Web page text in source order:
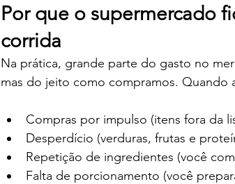
Por que o supermercado
corrida
Na prática, grande parte do gasto no
mas do jeito como compramos. Quando
Compras por impulso (itens fora da
Desperdício (verduras, frutas e
Repetição de ingredientes (você
Falta de porcionamento (você